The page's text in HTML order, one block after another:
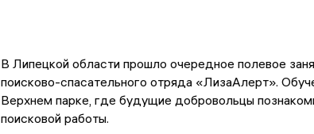
В Липецкой области прошло очередное полевое
поисково-спасательного отряда «ЛизаАлерт».
Верхнем парке, где будущие добровольцы
поисковой работы.